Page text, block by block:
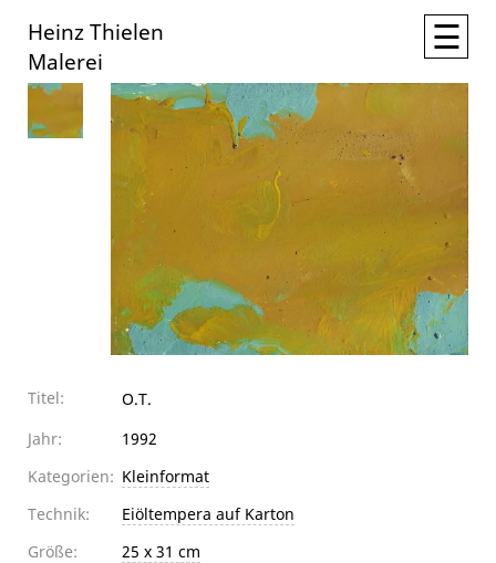
Heinz Thielen
Malerei
☰
Titel:
O.T.
Jahr:
1992
Kategorien: Kleinformat
Technik:
Eiöltempera auf Karton
Größe:
25 x 31 cm